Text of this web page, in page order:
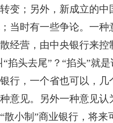
变；另外，新成立的
当时有一些争论。一
经营，由中央银行来
掐头去尾”？“掐头”就
行，一个省也可以，
意见。另外一种意见
散小制”商业银行，将